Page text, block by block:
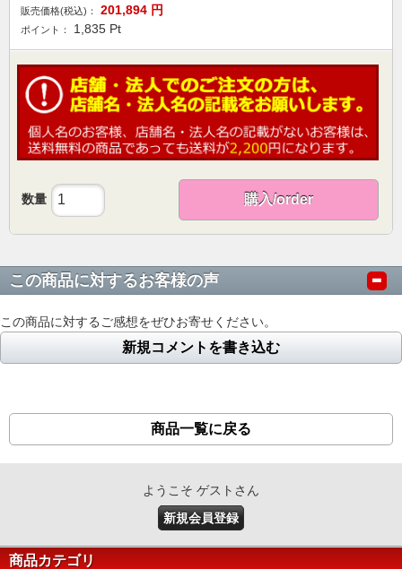
販売価格(税込)： 201,894 円
ポイント： 1,835 Pt
数量 購入/order
この商品に対するお客様の声
この商品に対するご感想をぜひお寄せください。
新規コメントを書き込む
商品一覧に戻る
ようこそ ゲストさん
新規会員登録
商品カテゴリ